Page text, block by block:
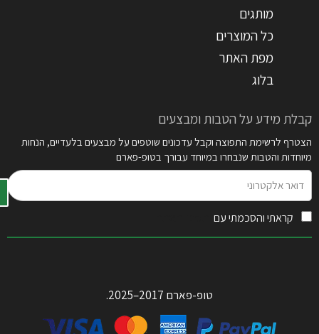
מותגים
כל המוצרים
מפת האתר
בלוג
קבלת מידע על הטבות ומבצעים
הצטרף לרשימת התפוצה וקבל עדכונים שוטפים על מבצעים בלעדיים, הנחות
מיוחדות והטבות שנבחרו במיוחד עבורך בטופ-פארם
אלקטרוני
קראתי והסכמתי עם
טופ-פארם 2017–2025.